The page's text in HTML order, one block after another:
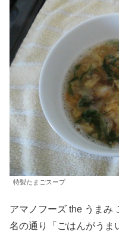
特製たまごスープ
アマノフーズ the うまみ
名の通り「ごはんがうま